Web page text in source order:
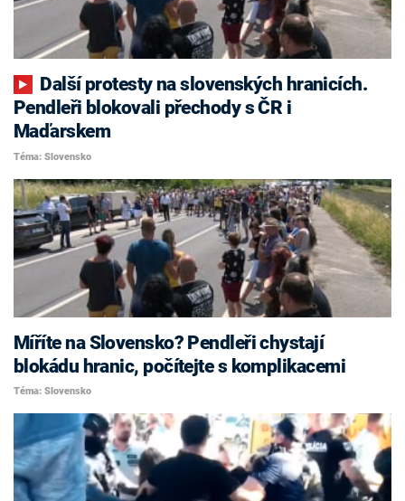
Pendleři blokovali přechody s ČR i
Maďarskem
Téma: Slovensko
Míříte na Slovensko? Pendleři chystají
blokádu hranic, počítejte s komplikacemi
Téma: Slovensko